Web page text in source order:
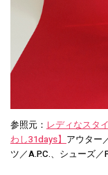
参照元： レディなスタ
わし31days】アウター
ツ／A.P.C.、シューズ